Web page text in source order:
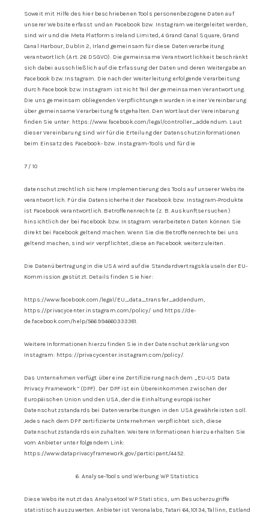
Soweit mit Hilfe des hier beschriebenen Tools personenbezogene Daten auf
unserer Website erfasst und an Facebook bzw. Instagram weitergeleitet werden,
sind wir und die Meta Platforms Ireland Limited, 4 Grand Canal Square, Grand
Canal Harbour, Dublin 2, Irland gemeinsam für diese Datenverarbeitung
verantwortlich (Art. 26 DSGVO). Die gemeinsame Verantwortlichkeit beschränkt
sich dabei ausschließlich auf die Erfassung der Daten und deren Weitergabe an
Facebook bzw. Instagram. Die nach der Weiterleitung erfolgende Verarbeitung
durch Facebook bzw. Instagram ist nicht Teil der gemeinsamen Verantwortung.
Die uns gemeinsam obliegenden Verpflichtungen wurden in einer Vereinbarung
über gemeinsame Verarbeitung festgehalten. Den Wortlaut der Vereinbarung
finden Sie unter: https://www.facebook.com/legal/controller_addendum. Laut
dieser Vereinbarung sind wir für die Erteilung der Datenschutzinformationen
beim Einsatz des Facebook- bzw. Instagram-Tools und für die
7 / 10
datenschutzrechtlich sichere Implementierung des Tools auf unserer Website
verantwortlich. Für die Datensicherheit der Facebook bzw. Instagram-Produkte
ist Facebook verantwortlich. Betroffenenrechte (z. B. Auskunftsersuchen)
hinsichtlich der bei Facebook bzw. Instagram verarbeiteten Daten können Sie
direkt bei Facebook geltend machen. Wenn Sie die Betroffenenrechte bei uns
geltend machen, sind wir verpflichtet, diese an Facebook weiterzuleiten.
Die Datenübertragung in die USA wird auf die Standardvertragsklauseln der EU-
Kommission gestützt. Details finden Sie hier:
https://www.facebook.com/legal/EU_data_transfer_addendum,
https://privacycenter.instagram.com/policy/ und https://de-
de.facebook.com/help/566994660333381.
Weitere Informationen hierzu finden Sie in der Datenschutzerklärung von
Instagram: https://privacycenter.instagram.com/policy/.
Das Unternehmen verfügt über eine Zertifizierung nach dem „EU-US Data
Privacy Framework“ (DPF). Der DPF ist ein Übereinkommen zwischen der
Europäischen Union und den USA, der die Einhaltung europäischer
Datenschutzstandards bei Datenverarbeitungen in den USA gewährleisten soll.
Jedes nach dem DPF zertifizierte Unternehmen verpflichtet sich, diese
Datenschutzstandards einzuhalten. Weitere Informationen hierzu erhalten Sie
vom Anbieter unter folgendem Link:
https://www.dataprivacyframework.gov/participant/4452.
6. Analyse-Tools und Werbung WP Statistics
Diese Website nutzt das Analysetool WP Statistics, um Besucherzugriffe
statistisch auszuwerten. Anbieter ist Veronalabs, Tatari 64, 10134, Tallinn, Estland